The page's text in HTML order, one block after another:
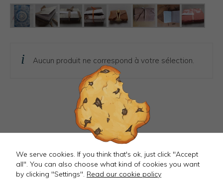
Bio.FR
Bio.EN
Aucun produit ne correspond à votre sélection.
We serve cookies. If you think that's ok, just click "Accept
all". You can also choose what kind of cookies you want
by clicking "Settings". Read our cookie policy